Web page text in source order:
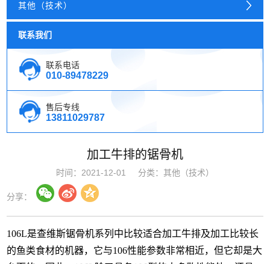
其他（技术）
联系我们
联系电话
010-89478229
售后专线
13811029787
加工牛排的锯骨机
时间：2021-12-01 分类：其他（技术）
分享：
106L是查维斯锯骨机系列中比较适合加工牛排及加工比较长
的鱼类食材的机器，它与106性能参数非常相近，但它却是大